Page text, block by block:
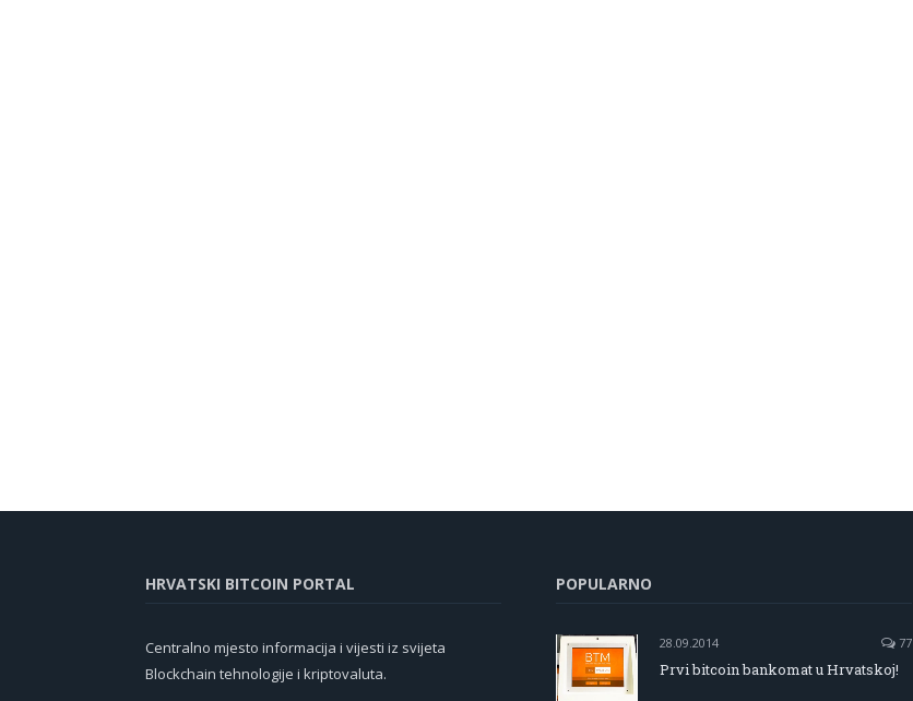
HRVATSKI BITCOIN PORTAL
Centralno mjesto informacija i vijesti iz svijeta
Blockchain tehnologije i kriptovaluta.
POPULARNO
28.09.2014 77
Prvi bitcoin bankomat u Hrvatskoj!